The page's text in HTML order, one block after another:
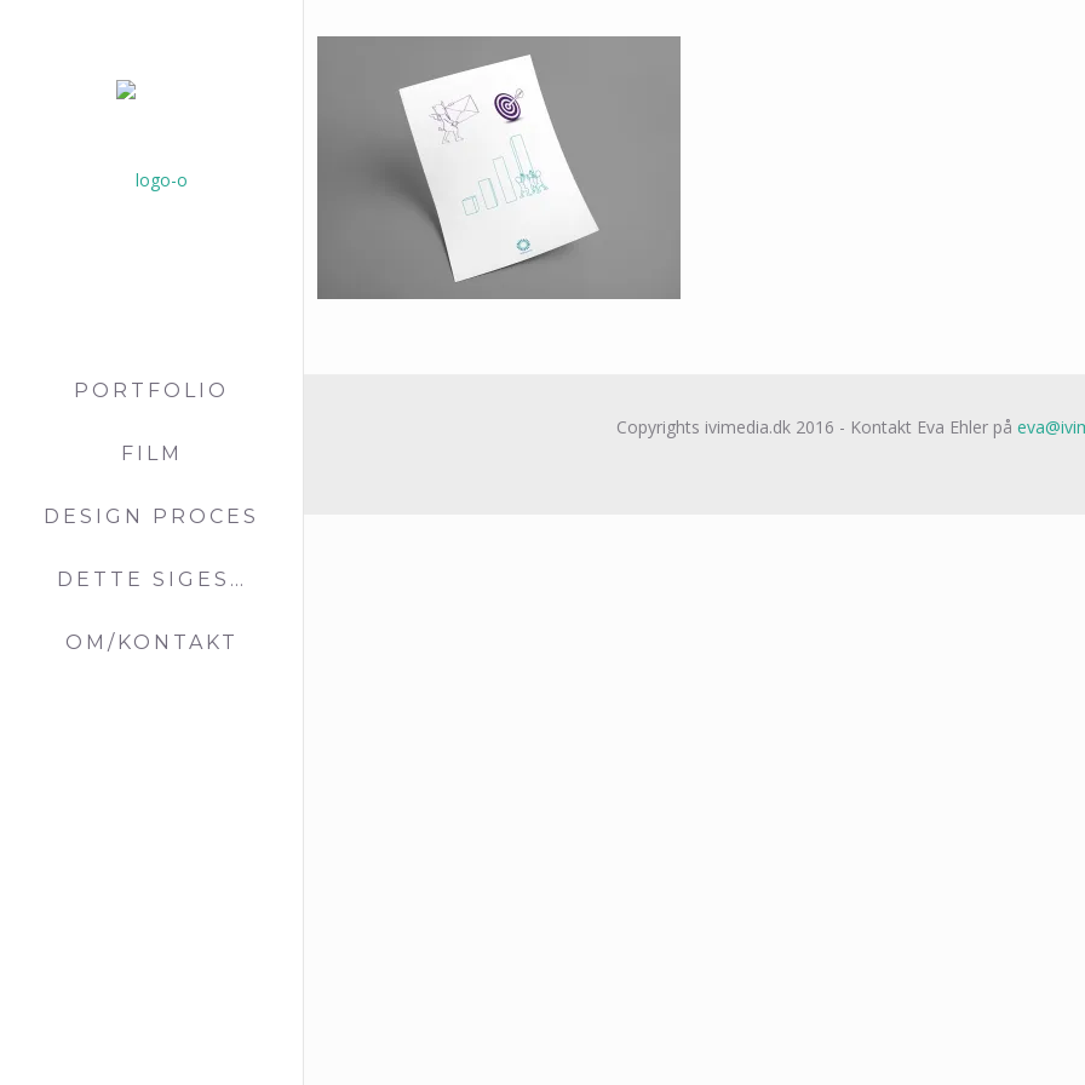
PORTFOLIO
FILM
DESIGN PROCES
DETTE SIGES…
OM/KONTAKT
Copyrights ivimedia.dk 2016 - Kontakt Eva Ehler på